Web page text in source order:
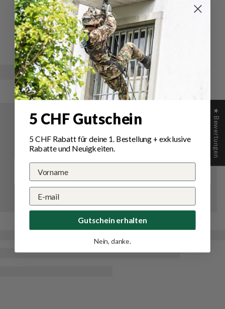
Schreibe
eine
Bewertung
Eine
Frage
stellen
★ Bewertungen
5 CHF Gutschein
5 CHF Rabatt für deine 1. Bestellung+ exklusive
Rabatte und Neuigkeiten.
Gutschein erhalten
Nein, danke.